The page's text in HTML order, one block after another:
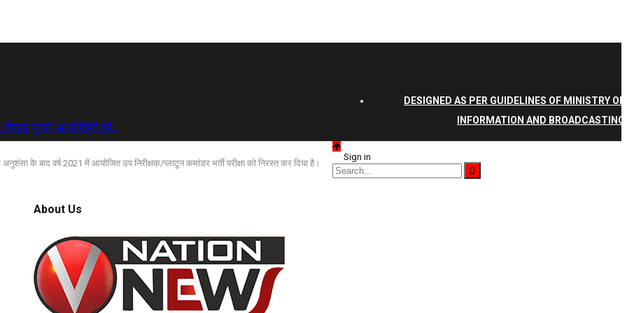
केवल पुराने अभ्यर्थियों को…
के बाद वर्ष 2021 में आयोजित उप निरीक्षक/प्लाटून कमांडर भर्ती परीक्षा को निरस्त कर दिया है।
About Us
DESIGNED AS PER GUIDELINES OF MINISTRY OF
INFORMATION AND BROADCASTING
Sign in